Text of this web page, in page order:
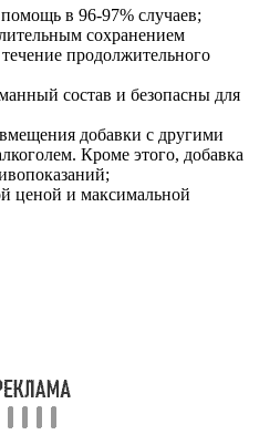
в 96-97% случаев;
сохранением
продолжительного
состав и безопасны для
добавки с другими
Кроме этого, добавка
ценой и максимальной